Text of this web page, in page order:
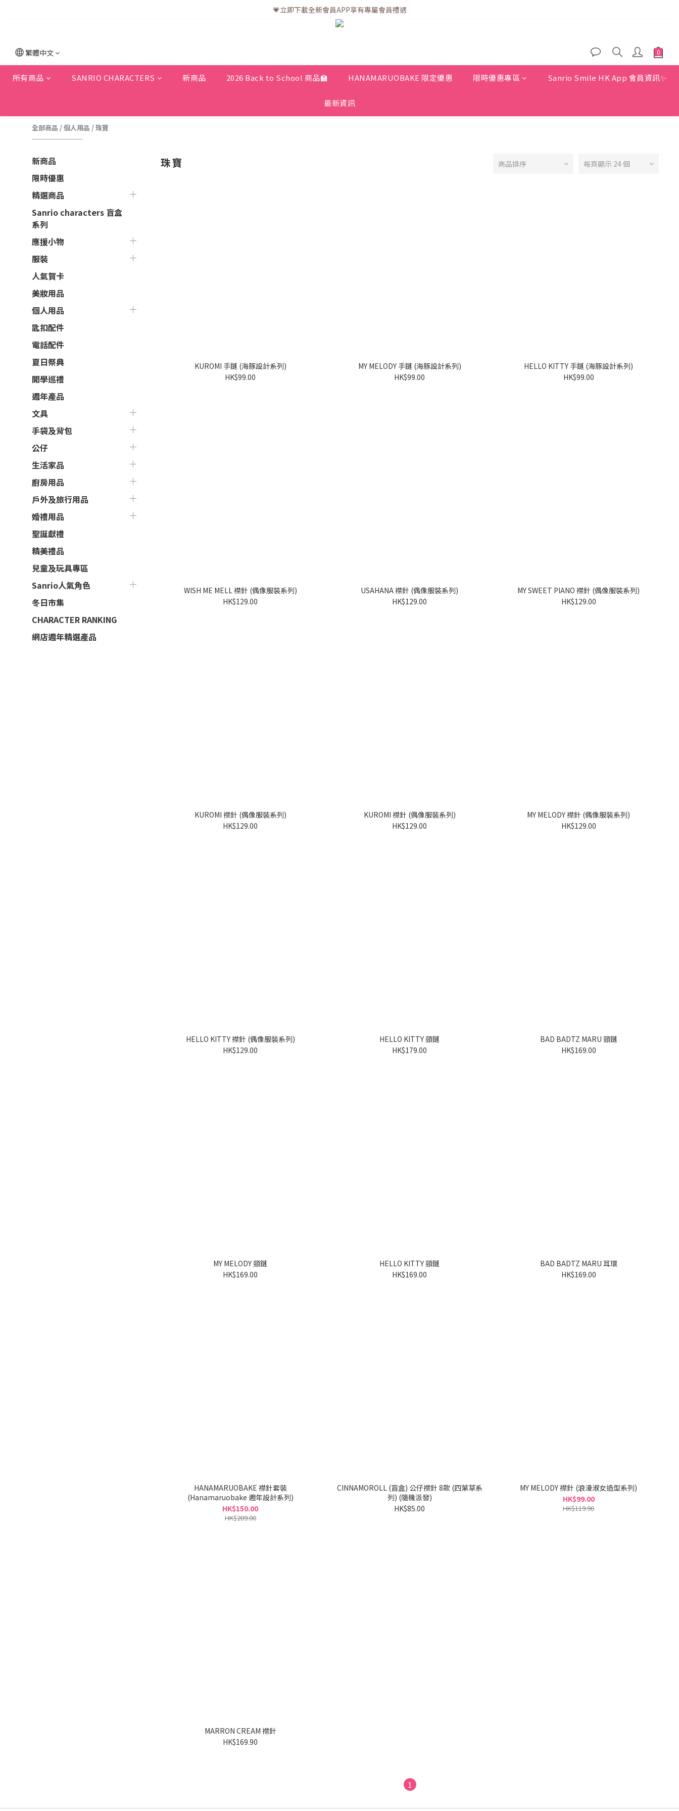
💗訂單一般送貨時間為3至5個工作天 (星期六、日及公眾假期並非工作天)
💗立即下載全新會員APP享有專屬會員禮遇
💗訂單一般送貨時間為3至5個工作天 (星期六、日及公眾假期並非工作天)
繁體中文
所有商品 SANRIO CHARACTERS 新商品 2026 Back to School 商品🏫 HANAMARUOBAKE 限定優惠 限時優惠專區 Sanrio Smile HK App 會員資訊✨
最新資訊
全部商品 /個人用品 /珠寶
新商品
限時優惠
精選商品
Sanrio characters 盲盒
系列
應援小物
服裝
人氣賀卡
美妝用品
個人用品
匙扣配件
電話配件
夏日祭典
開學巡禮
週年產品
文具
手袋及背包
公仔
生活家品
廚房用品
戶外及旅行用品
婚禮用品
聖誕獻禮
精美禮品
兒童及玩具專區
Sanrio人氣角色
冬日市集
CHARACTER RANKING
網店週年精選產品
珠寶 商品排序 每頁顯示 24 個
KUROMI 手鏈 (海豚設計系列)
HK$99.00
MY MELODY 手鏈 (海豚設計系列)
HK$99.00
HELLO KITTY 手鏈 (海豚設計系列)
HK$99.00
WISH ME MELL 襟針 (偶像服裝系列)
HK$129.00
USAHANA 襟針 (偶像服裝系列)
HK$129.00
MY SWEET PIANO 襟針 (偶像服裝系列)
HK$129.00
KUROMI 襟針 (偶像服裝系列)
HK$129.00
KUROMI 襟針 (偶像服裝系列)
HK$129.00
MY MELODY 襟針 (偶像服裝系列)
HK$129.00
HELLO KITTY 襟針 (偶像服裝系列)
HK$129.00
HELLO KITTY 頸鏈
HK$179.00
BAD BADTZ MARU 頸鏈
HK$169.00
MY MELODY 頸鏈
HK$169.00
HELLO KITTY 頸鏈
HK$169.00
BAD BADTZ MARU 耳環
HK$169.00
HANAMARUOBAKE 襟針套裝
(Hanamaruobake 週年設計系列)
HK$150.00
HK$209.00
CINNAMOROLL (盲盒) 公仔襟針 8款 (四葉草系
列) (隨機派發)
HK$85.00
MY MELODY 襟針 (浪漫淑女造型系列)
HK$99.00
HK$119.90
MARRON CREAM 襟針
HK$169.90
1